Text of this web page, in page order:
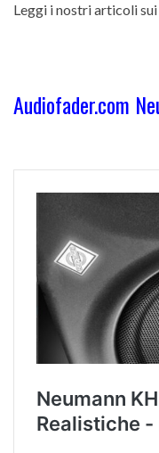
Leggi i nostri articoli
Audiofader.com